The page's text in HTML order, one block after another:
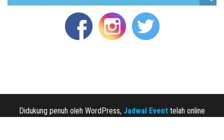
Didukung penuh oleh WordPress, Jadwal Event telah online